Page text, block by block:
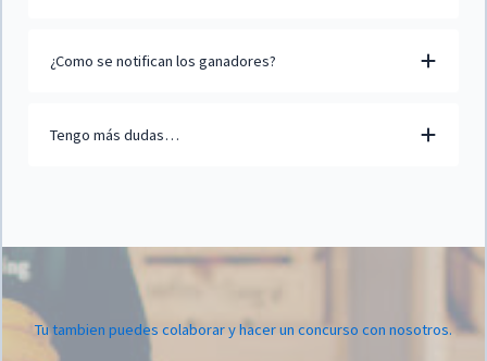
¿Como se notifican los ganadores?
Tengo más dudas…
Tu tambien puedes colaborar y hacer un concurso con nosotros.